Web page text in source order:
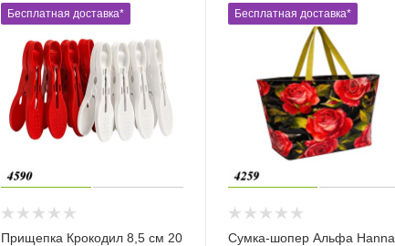
Бесплатная доставка*
Прищепка Крокодил 8,5 см 20
Бесплатная доставка*
Сумка-шопер Альфа Hanna